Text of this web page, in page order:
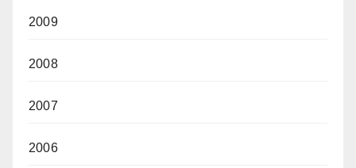
2009
2008
2007
2006